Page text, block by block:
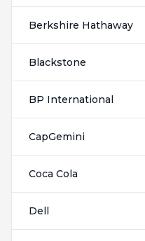
Berkshire Hathaway
Blackstone
BP International
CapGemini
Coca Cola
Dell